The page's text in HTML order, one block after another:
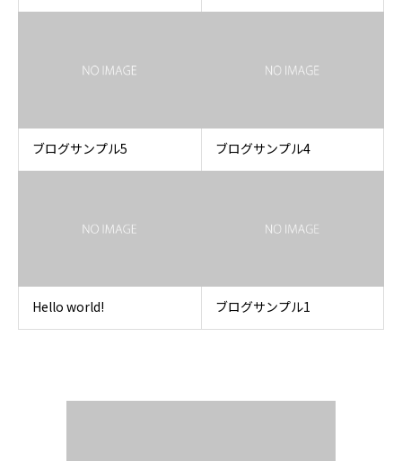
ブログサンプル5 ブログサンプル4
Hello world! ブログサンプル1